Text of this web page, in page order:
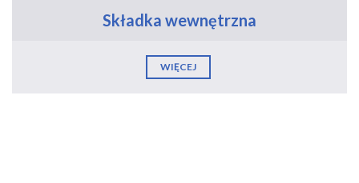
Składka wewnętrzna
WIĘCEJ